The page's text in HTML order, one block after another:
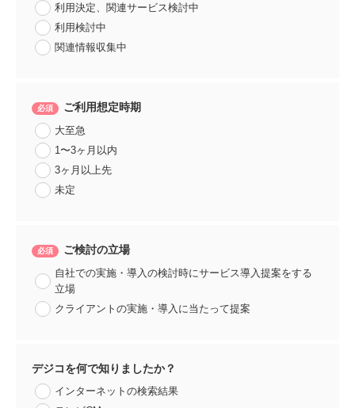
利用決定、関連サービス検討中
利用検討中
関連情報収集中
ご利用想定時期
大至急
1〜3ヶ月以内
3ヶ月以上先
未定
ご検討の立場
自社での実施・導入の検討時にサービス導入提案をする
立場
クライアントの実施・導入に当たって提案
デジコを何で知りましたか？
インターネットの検索結果